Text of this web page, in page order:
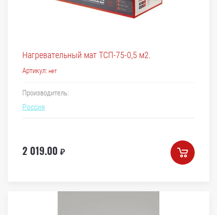
Нагревательный мат ТСП-75-0,5 м2.
Артикул: нет
Производитель:
Россия
2 019.00 ₽